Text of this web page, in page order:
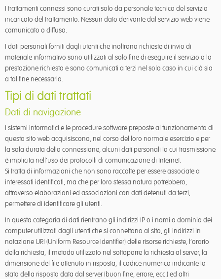
I trattamenti connessi sono curati solo da personale tecnico del servizio
incaricato del trattamento. Nessun dato derivante dal servizio web viene
comunicato o diffuso.
I dati personali forniti dagli utenti che inoltrano richieste di invio di
materiale informativo sono utilizzati al solo fine di eseguire il servizio o la
prestazione richiesta e sono comunicati a terzi nel solo caso in cui ciò sia
a tal fine necessario.
Tipi di dati trattati
Dati di navigazione
I sistemi informatici e le procedure software preposte al funzionamento di
questo sito web acquisiscono, nel corso del loro normale esercizio e per
la sola durata della connessione, alcuni dati personali la cui trasmissione
è implicita nell’uso dei protocolli di comunicazione di Internet.
Si tratta di informazioni che non sono raccolte per essere associate a
interessati identificati, ma che per loro stessa natura potrebbero,
attraverso elaborazioni ed associazioni con dati detenuti da terzi,
permettere di identificare gli utenti.
In questa categoria di dati rientrano gli indirizzi IP o i nomi a dominio dei
computer utilizzati dagli utenti che si connettono al sito, gli indirizzi in
notazione URI (Uniform Resource Identifier) delle risorse richieste, l’orario
della richiesta, il metodo utilizzato nel sottoporre la richiesta al server, la
dimensione del file ottenuto in risposta, il codice numerico indicante lo
stato della risposta data dal server (buon fine, errore, ecc.) ed altri